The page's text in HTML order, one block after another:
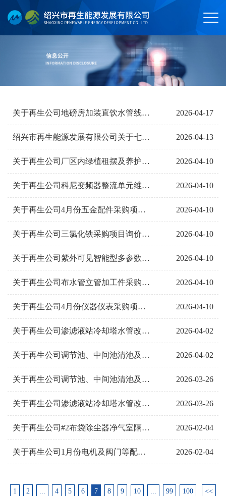
关于再生公司地磅房加装直饮水管线机项目询价公告 2026-04-17
绍兴市再生能源发展有限公司关于七个采购项目开标时间延期的更正公告 2026-04-13
关于再生公司厂区内绿植租摆及养护服务项目询价公告 2026-04-10
关于再生公司科尼变频器整流单元维修项目询价公告 2026-04-10
关于再生公司4月份五金配件采购项目询价公告 2026-04-10
关于再生公司三氯化铁采购项目询价公告 2026-04-10
关于再生公司紫外可见智能型多参数水质测定仪采购项目询价公告 2026-04-10
关于再生公司布水管立管加工件采购项目询价公告 2026-04-10
关于再生公司4月份仪器仪表采购项目询价公告 2026-04-10
关于再生公司渗滤液站冷却塔水管改造项目预成交结果公示 2026-04-02
关于再生公司调节池、中间池清池及布水管道检修项目预成交结果公示 2026-04-02
关于再生公司调节池、中间池清池及布水管道检修项目询价公告 2026-03-26
关于再生公司渗滤液站冷却塔水管改造项目询价公告 2026-03-26
关于再生公司#2布袋除尘器净气室隔板、支撑板及加强件、连接件、支撑件和布袋花板与侧板折... 2026-02-04
关于再生公司1月份电机及阀门等配件采购项目预成交结果公示 2026-02-04
1 2 ... 4 5 6 7 8 9 10 ... 99 100
<<